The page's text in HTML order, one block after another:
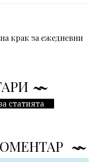
крак за ежедневни
статията